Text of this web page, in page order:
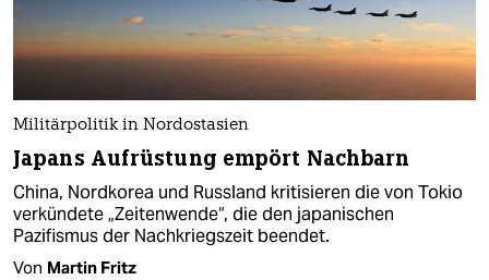
Militärpolitik in Nordostasien
Japans Aufrüstung empört Nachbarn
China, Nordkorea und Russland kritisieren die von Tokio
verkündete „Zeitenwende“, die den japanischen
Pazifismus der Nachkriegszeit beendet.
Von Martin Fritz